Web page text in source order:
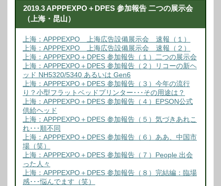
2019.3 APPPEXPO＋DPES 参加報告 二つの展示会
（上海・昆山）
上海：APPPEXPO 上海広告設備展示会 速報（１）
上海：APPPEXPO 上海広告設備展示会 速報（２）
上海：APPPEXPO＋DPES 参加報告（１）二つの展示会
上海：APPPEXPO＋DPES 参加報告（２）リコーの新ヘ
ッド NH5320/5340 あるいは Gen6
上海：APPPEXPO＋DPES 参加報告（３）今年の流行
り？小型フラットベッドプリンター･･･その用途は？
上海：APPPEXPO＋DPES 参加報告（４）EPSON公式
供給ヘッド
上海：APPPEXPO＋DPES 参加報告（５）気づきあれこ
れ･･･順不同
上海：APPPEXPO＋DPES 参加報告（６）ああ、中国市
場（笑）
上海：APPPEXPO＋DPES 参加報告（７）People 出会
った人々
上海：APPPEXPO＋DPES 参加報告（８）完結編：臨場
感･･･悩んでます（笑）